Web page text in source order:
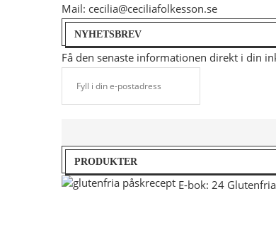
Mail: cecilia@ceciliafolkesson.se
NYHETSBREV
Få den senaste informationen direkt i din
PRODUKTER
E-bok: 24